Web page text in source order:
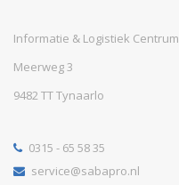
Informatie & Logistiek Centrum
Meerweg 3
9482 TT Tynaarlo
0315 - 65 58 35
service@sabapro.nl